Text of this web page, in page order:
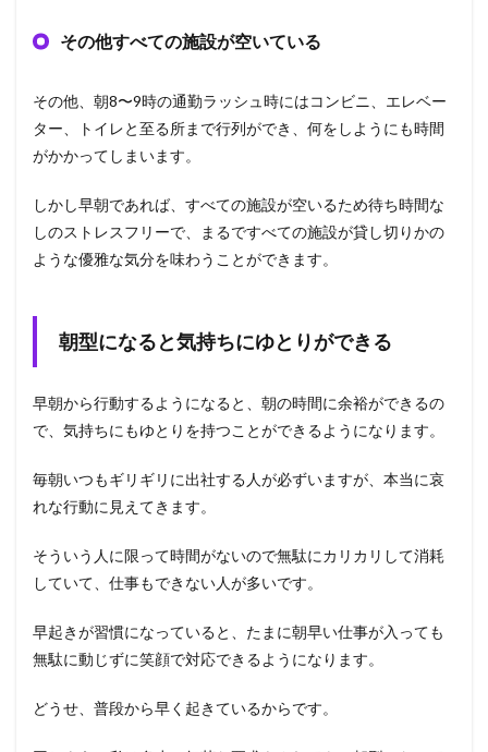
その他すべての施設が空いている
その他、朝8〜9時の通勤ラッシュ時にはコンビニ、エレベー
ター、トイレと至る所まで行列ができ、何をしようにも時間
がかかってしまいます。
しかし早朝であれば、すべての施設が空いるため待ち時間な
しのストレスフリーで、まるですべての施設が貸し切りかの
ような優雅な気分を味わうことができます。
朝型になると気持ちにゆとりができる
早朝から行動するようになると、朝の時間に余裕ができるの
で、気持ちにもゆとりを持つことができるようになります。
毎朝いつもギリギリに出社する人が必ずいますが、本当に哀
れな行動に見えてきます。
そういう人に限って時間がないので無駄にカリカリして消耗
していて、仕事もできない人が多いです。
早起きが習慣になっていると、たまに朝早い仕事が入っても
無駄に動じずに笑顔で対応できるようになります。
どうせ、普段から早く起きているからです。